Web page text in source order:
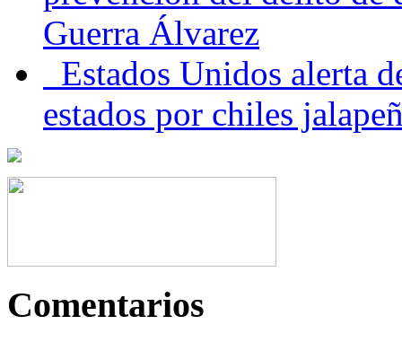
Guerra Álvarez
Estados Unidos alerta
estados por chiles
Comentarios